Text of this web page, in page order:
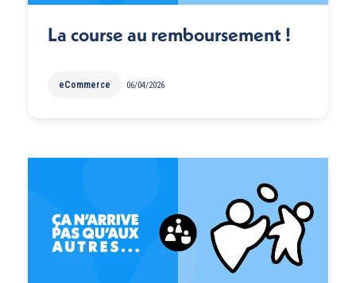
La course au remboursement !
eCommerce 06/04/2026